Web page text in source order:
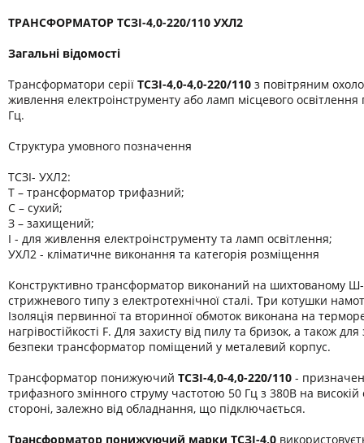
ТРАНСФОРМАТОР ТСЗІ-4,0-220/110 УХЛ2
Загальні відомості
Трансформатори серії ТСЗІ-4,0-4,0-220/110 з повітряним
живлення електроінструменту або ламп місцевого освітлення
Гц.
Структура умовного позначення
ТСЗІ- УХЛ2:
Т – трансформатор трифазний;
С – сухий;
З – захищений;
І - для живлення електроінструменту та ламп освітлення;
УХЛ2 - кліматичне виконання та категорія розміщення
Конструктивно трансформатор виконаний на шихтованому Ш-
стрижневого типу з електротехнічної сталі. Три котушки
Ізоляція первинної та вторинної обмоток виконана на
нагрівостійкості F. Для захисту від пилу та бризок, а також
безпеки трансформатор поміщений у металевий корпус.
Трансформатор понижуючий ТСЗІ-4,0-4,0-220/110 -
трифазного змінного струму частотою 50 Гц з 380В на високій
стороні, залежно від обладнання, що підключається.
Трансформатор понижуючий марки ТСЗІ-4,0